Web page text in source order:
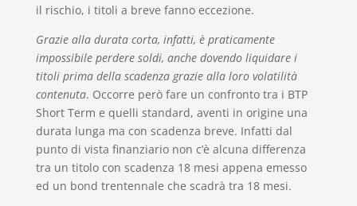
il rischio, i titoli a breve fanno eccezione.
Grazie alla durata corta, infatti, è praticamente
impossibile perdere soldi, anche dovendo liquidare i
titoli prima della scadenza grazie alla loro volatilità
contenuta. Occorre però fare un confronto tra i BTP
Short Term e quelli standard, aventi in origine una
durata lunga ma con scadenza breve. Infatti dal
punto di vista finanziario non c’è alcuna differenza
tra un titolo con scadenza 18 mesi appena emesso
ed un bond trentennale che scadrà tra 18 mesi.